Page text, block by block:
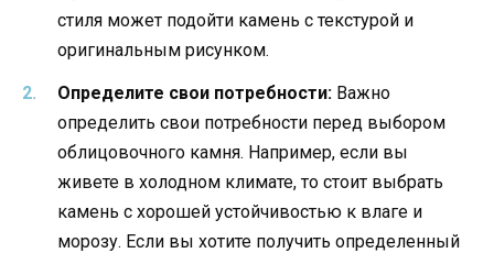
стиля может подойти камень с текстурой и
оригинальным рисунком.
Определите свои потребности: Важно
определить свои потребности перед выбором
облицовочного камня. Например, если вы
живете в холодном климате, то стоит выбрать
камень с хорошей устойчивостью к влаге и
морозу. Если вы хотите получить определенный